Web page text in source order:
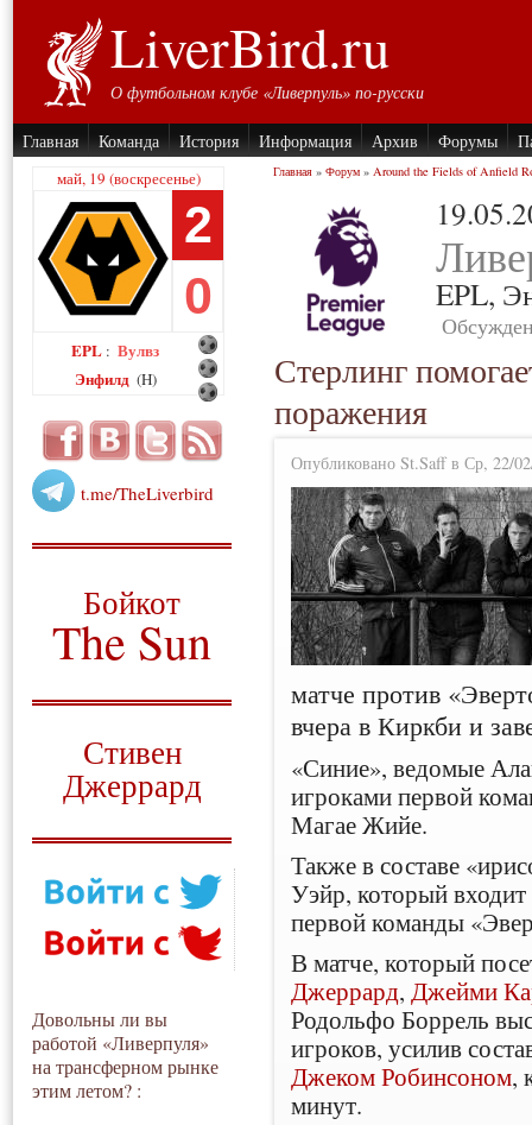
LiverBird.ru
О футбольном клубе «Ливерпуль» по-русски
Главная Команда История Информация Архив Форумы
май, 19 (воскресенье)
2
0
EPL : Вулвз
Энфилд (H)
t.me/TheLiverbird
Бойкот
The Sun
Стивен
Джеррард
Довольны ли вы
работой «Ливерпуля»
на трансферном рынке
этим летом? :
Главная » Форум » Around the Fields of Anfield
EPL,
Стерлинг
поражения
Опубликовано St.Saff в Ср, 22/
матче против
вчера в Киркби и
«Синие», ведомые
игроками первой
Магае Жийе.
Также в составе
Уэйр, который входит
первой команды
В матче, который
Джеррард, Джейми
Родольфо Боррель
игроков, усилив
Джеком Робинсоном,
минут.